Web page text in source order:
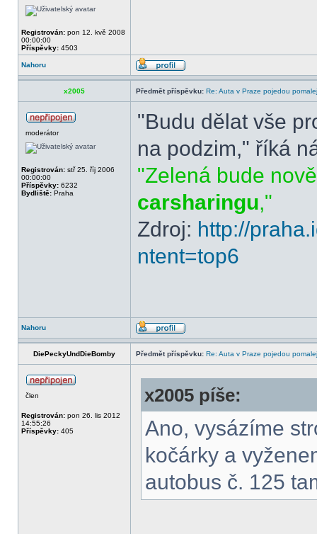
Registrován: pon 12. kvě 2008
00:00:00
Příspěvky: 4503
Nahoru
x2005 Předmět příspěvku: Re: Auta v Praze pojedou
moderátor
Registrován: stř 25. říj 2006
00:00:00
Příspěvky: 6232
Bydliště: Praha
"Budu dělat vše
na podzim," říká
"Zelená bude
carsharingu,"
Zdroj: http://
ntent=top6
Nahoru
DiePeckyUndDieBomby Předmět příspěvku: Re: Auta v Praze pojedou
člen
Registrován: pon 26. lis 2012
14:55:26
Příspěvky: 405
x2005 píše:
Ano, vysázíme
kočárky a
autobus č. 125